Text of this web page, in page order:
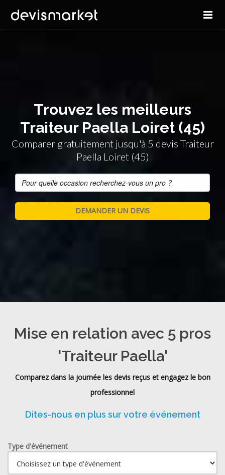
Trouvez les meilleurs
Traiteur Paella Loiret (45)
Comparer gratuitement jusqu'à 5 devis Traiteur
Paella Loiret (45)
Mise en relation avec 5 pros
'Traiteur Paella'
Comparez dans la journée les devis reçus et engagez le bon
professionnel
Dites-nous en plus sur votre événement
Type d'événement